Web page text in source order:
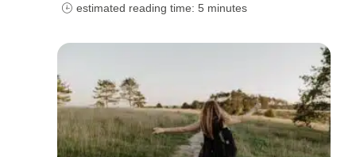
estimated reading time: 5 minutes